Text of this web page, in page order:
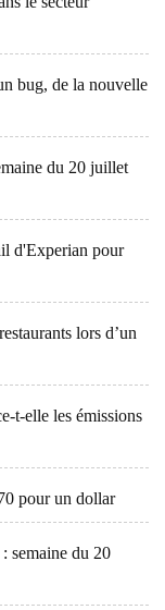
bug, de la nouvelle
du 20 juillet
d'Experian pour
lors d’un
t-elle les émissions
pour un dollar
semaine du 20